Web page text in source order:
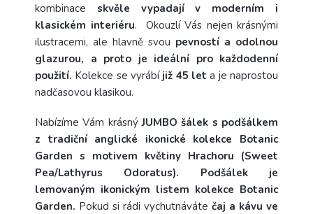
kombinace skvěle vypadají
v moderním i
klasickém interiéru. Okouzlí Vás nejen krásnými
ilustracemi, ale hlavně svou pevností a odolnou
glazurou, a proto je ideální pro každodenní
použití. Kolekce se vyrábí již 45 let a je naprostou
nadčasovou klasikou.
Nabízíme Vám krásnýJUMBO šálek s podšálkem
z tradiční anglické ikonické kolekce Botanic
Garden s motivem květiny Hrachoru (Sweet
Pea/Lathyrus Odoratus). Podšálek je
lemovaným ikonickým listem kolekce Botanic
Garden. Pokud si rádi vychutnáváte čaj a kávu ve